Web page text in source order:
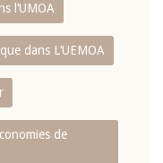
l‘UMOA
dans L‘UEMOA
de